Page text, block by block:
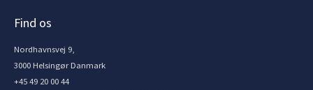
Find os
Nordhavnsvej 9,
3000 Helsingør Danmark
+45 49 20 00 44